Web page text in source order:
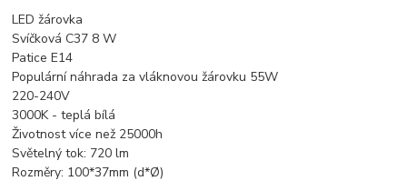
LED žárovka
Svíčková C37 8 W
Patice E14
Populární náhrada za vláknovou žárovku 55W
220-240V
3000K - teplá bílá
Životnost více než 25000h
Světelný tok: 720 lm
Rozměry: 100*37mm (d*Ø)